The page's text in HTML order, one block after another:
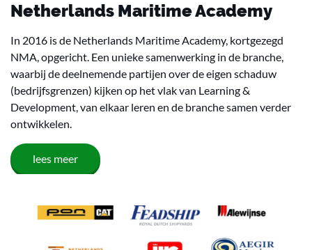
Netherlands Maritime Academy
In 2016 is de Netherlands Maritime Academy, kortgezegd
NMA, opgericht. Een unieke samenwerking in de branche,
waarbij de deelnemende partijen over de eigen schaduw
(bedrijfsgrenzen) kijken op het vlak van Learning &
Development, van elkaar leren en de branche samen verder
ontwikkelen.
lees meer